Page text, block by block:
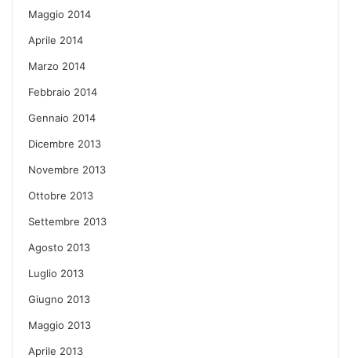
Maggio 2014
Aprile 2014
Marzo 2014
Febbraio 2014
Gennaio 2014
Dicembre 2013
Novembre 2013
Ottobre 2013
Settembre 2013
Agosto 2013
Luglio 2013
Giugno 2013
Maggio 2013
Aprile 2013